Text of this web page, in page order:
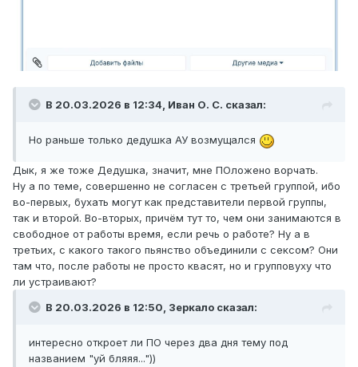
В 20.03.2026 в 12:34, Иван О. С. сказал:
Но раньше только дедушка АУ возмущался
Дык, я же тоже Дедушка, значит, мне ПОложено ворчать.
Ну а по теме, совершенно не согласен с третьей группой, ибо
во-первых, бухать могут как представители первой группы,
так и второй. Во-вторых, причём тут то, чем они занимаются в
свободное от работы время, если речь о работе? Ну а в
третьих, с какого такого пьянство объединили с сексом? Они
там что, после работы не просто квасят, но и групповуху что
ли устраивают?
В 20.03.2026 в 12:50, Зеркало сказал:
интересно откроет ли ПО через два дня тему под
названием "уй бляяя..."))